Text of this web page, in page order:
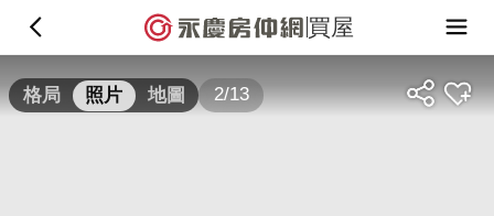
買屋
格局 照片 地圖 2/13